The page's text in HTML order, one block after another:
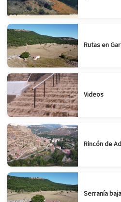
Rutas en
Videos
Rincón de
Serranía baja